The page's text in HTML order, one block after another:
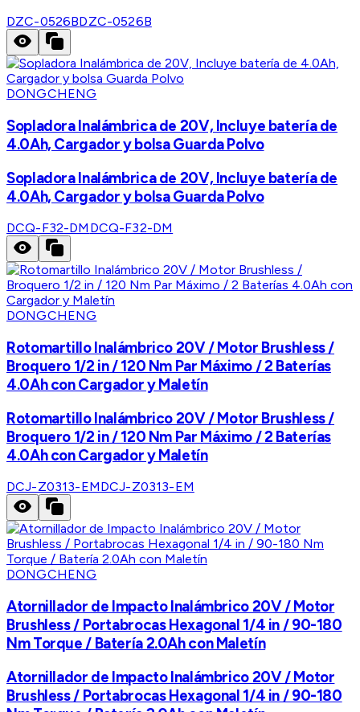
DZC-0526BDZC-0526B
DONGCHENG
Sopladora Inalámbrica de 20V, Incluye batería de
4.0Ah, Cargador y bolsa Guarda Polvo
Sopladora Inalámbrica de 20V, Incluye batería de
4.0Ah, Cargador y bolsa Guarda Polvo
DCQ-F32-DM DCQ-F32-DM
DONGCHENG
Rotomartillo Inalámbrico 20V / Motor Brushless /
Broquero 1/2 in / 120 Nm Par Máximo / 2 Baterías
4.0Ah con Cargador y Maletín
Rotomartillo Inalámbrico 20V / Motor Brushless /
Broquero 1/2 in / 120 Nm Par Máximo / 2 Baterías
4.0Ah con Cargador y Maletín
DCJ-Z0313-EMDCJ-Z0313-EM
DONGCHENG
Atornillador de Impacto Inalámbrico 20V / Motor
Brushless / Portabrocas Hexagonal 1/4 in / 90-180
Nm Torque / Batería 2.0Ah con Maletín
Atornillador de Impacto Inalámbrico 20V / Motor
Brushless / Portabrocas Hexagonal 1/4 in / 90-180